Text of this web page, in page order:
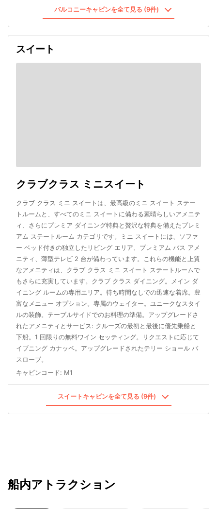
バルコニーキャビンを全て見る (9件)
スイート
クラブクラス ミニスイート
クラブ クラス ミニ スイートは、最高級のミニ スイート ステー
トルームと、すべてのミニ スイートに備わる素晴らしいアメニテ
ィ、さらにプレミア ダイニング特典と贅沢な特典を備えたプレミ
アム ステートルーム カテゴリです。ミニ スイートには、ソファ
ー ベッド付きの独立したリビング エリア、プレミアム バス アメ
ニティ、薄型テレビ 2 台が備わっています。これらの機能と上質
なアメニティは、クラブ クラス ミニ スイート ステートルームで
もさらに充実しています。クラブ クラス ダイニング。メイン ダ
イニング ルームの専用エリア。待ち時間なしでの迅速な着席。豊
富なメニュー オプション。専属のウェイター。ユニークなスタイ
ルの装飾。テーブルサイドでのお料理の準備。アップグレードさ
れたアメニティとサービス: クルーズの最初と最後に優先乗船と
下船。1 回限りの無料ワイン セッティング。リクエストに応じて
イブニング カナッペ。アップグレードされたテリー ショール バ
スローブ。
キャビンコード: M1
スイートキャビンを全て見る (9件)
船内アトラクション